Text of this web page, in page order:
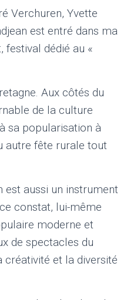
Verchuren, Yvette
est entré dans ma
festival dédié au «
Aux côtés du
de la culture
sa popularisation à
autre fête rurale tout
est aussi un instrument
constat, lui-même
moderne et
de spectacles du
et la diversité